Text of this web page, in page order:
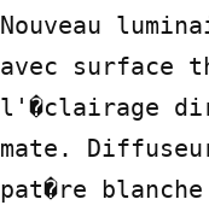
Nouveau
avec surface
l'�clairage
mate.
pat�re